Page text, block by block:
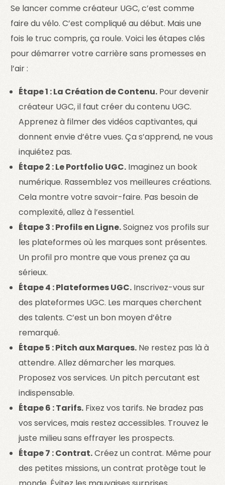
Se lancer comme créateur UGC, c’est comme
faire du vélo. C’est compliqué au début. Mais une
fois le truc compris, ça roule. Voici les étapes clés
pour démarrer votre carrière sans promesses en
l’air :
Étape 1 : La Création de Contenu. Pour devenir
créateur UGC, il faut créer du contenu UGC.
Apprenez à filmer des vidéos captivantes, qui
donnent envie d’être vues. Ça s’apprend, ne vous
inquiétez pas.
Étape 2 : Le Portfolio UGC. Imaginez un book
numérique. Rassemblez vos meilleures créations.
Cela montre votre savoir-faire. Pas besoin de
complexité, allez à l’essentiel.
Étape 3 : Profils en Ligne.Soignez vos profils sur
les plateformes où les marques sont présentes.
Un profil pro montre que vous prenez ça au
sérieux.
Étape 4 : Plateformes UGC. Inscrivez-vous sur
des plateformes UGC. Les marques cherchent
des talents. C’est un bon moyen d’être
remarqué.
Étape 5 : Pitch aux Marques. Ne restez pas là à
attendre. Allez démarcher les marques.
Proposez vos services. Un pitch percutant est
indispensable.
Étape 6 : Tarifs. Fixez vos tarifs. Ne bradez pas
vos services, mais restez accessibles. Trouvez le
juste milieu sans effrayer les prospects.
Étape 7 : Contrat.Créez un contrat. Même pour
des petites missions, un contrat protège tout le